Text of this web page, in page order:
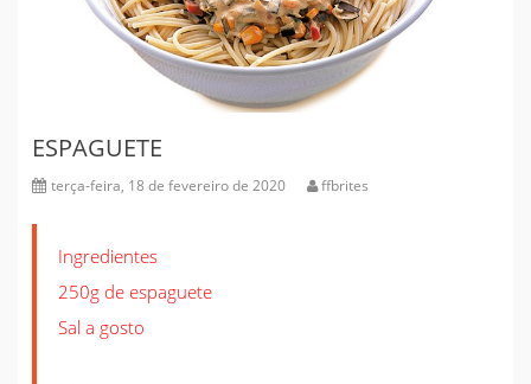
ESPAGUETE
terça-feira, 18 de fevereiro de 2020 ffbrites
Ingredientes
250g de espaguete
Sal a gosto